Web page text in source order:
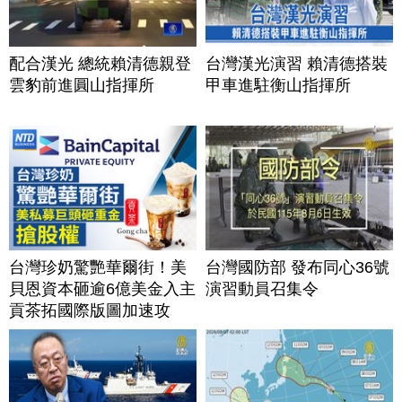
配合漢光 總統賴清德親登
雲豹前進圓山指揮所
台灣漢光演習 賴清德搭裝
甲車進駐衡山指揮所
台灣珍奶驚艷華爾街！美
貝恩資本砸逾6億美金入主
貢茶拓國際版圖加速攻
美？｜#財經新聞｜
20260806(四)
台灣國防部 發布同心36號
演習動員召集令